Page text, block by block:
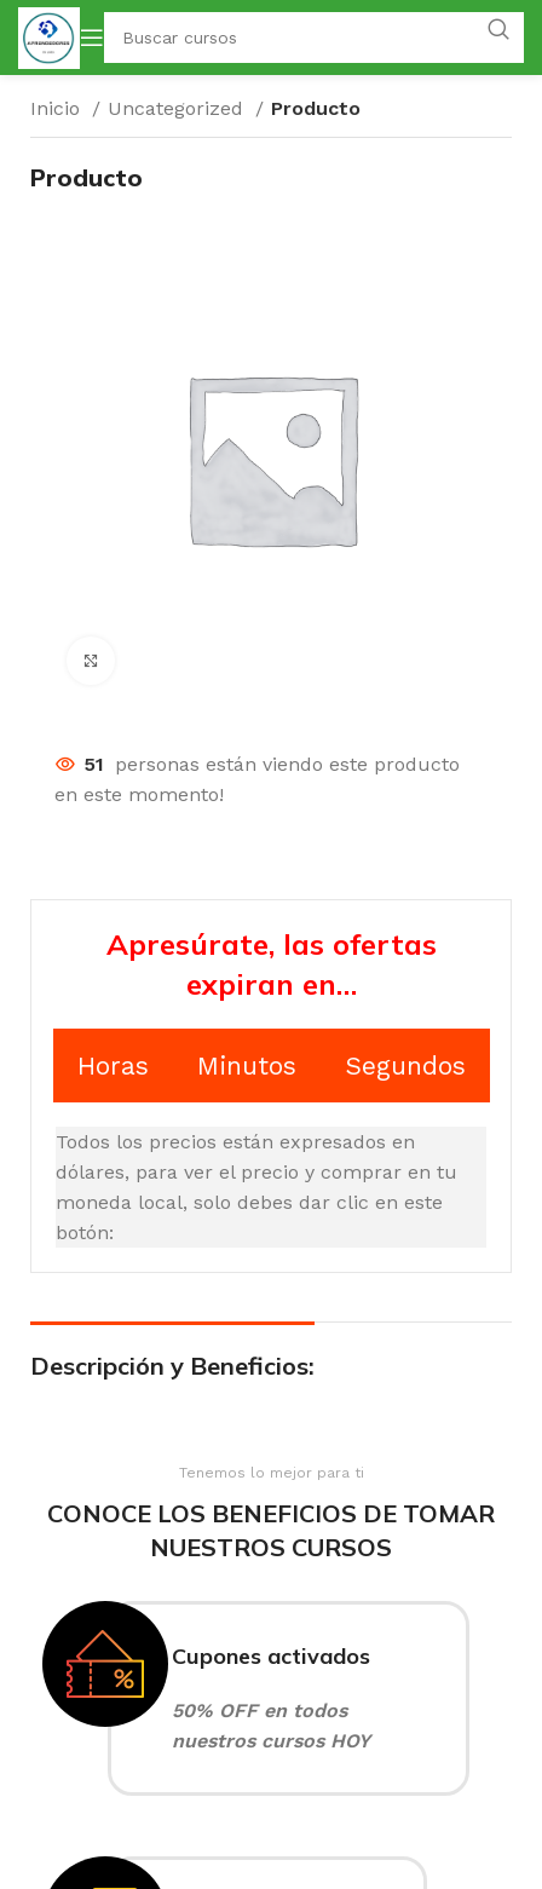
Inicio Uncategorized Producto
Producto
51 personas están viendo este producto
en este momento!
Apresúrate, las ofertas
expiran en…
Horas Minutos Segundos
Todos los precios están expresados en
dólares, para ver el precio y comprar en tu
moneda local, solo debes dar clic en este
botón:
Descripción y Beneficios:
Tenemos lo mejor para ti
CONOCE LOS BENEFICIOS DE TOMAR
NUESTROS CURSOS
Cupones activados
50% OFF en todos
nuestros cursos HOY